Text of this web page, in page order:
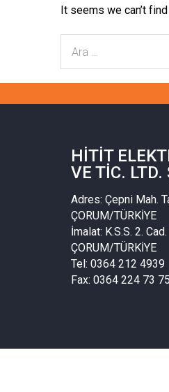
It seems we can’t
HITIT
VE TIC. LTD.
Adres: Çepni Mah.
ÇORUM/TÜRKİYE
İmalat: K.S.S. 2.
ÇORUM/TÜRKİYE
Tel: 0364 212 4939
Fax: 0364 224 73 75